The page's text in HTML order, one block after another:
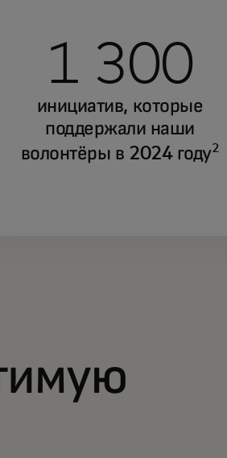
1 300
инициатив, которые
поддержали наши
волонтёры в 2024 году2